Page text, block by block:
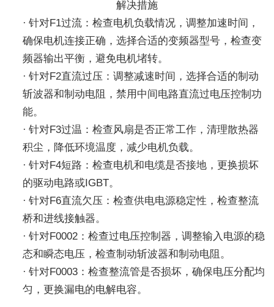
解决措施
·针对F1过流 ‌：检查电机负载情况，调整加速时间，
确保电机连接正确，选择合适的变频器型号，检查变
频器输出平衡，避免电机堵转。
·针对F2直流过压 ‌：调整减速时间，选择合适的制动
斩波器和制动电阻，禁用中间电路直流过电压控制功
能。
·针对F3过温 ‌：检查风扇是否正常工作，清理散热器
积尘，降低环境温度，减少电机负载。
·针对F4短路 ‌：检查电机和电缆是否接地，更换损坏
的驱动电路或IGBT。
·针对F6直流欠压 ‌：检查供电电源稳定性，检查整流
桥和进线接触器。
·针对F0002 ‌：检查过电压控制器，调整输入电源的稳
态和瞬态电压，检查制动斩波器和制动电阻。
·针对F0003 ‌：检查整流管是否损坏，确保电压分配均
匀，更换漏电的电解电容。